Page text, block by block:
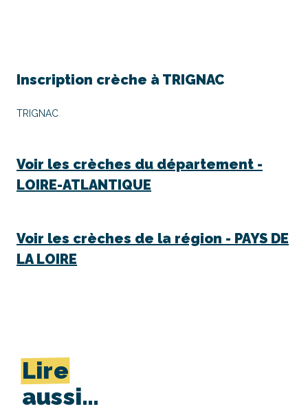
Inscription crèche à TRIGNAC
TRIGNAC
Voir les crèches du département -
LOIRE-ATLANTIQUE
Voir les crèches de la région - PAYS DE
LA LOIRE
Lire
aussi…